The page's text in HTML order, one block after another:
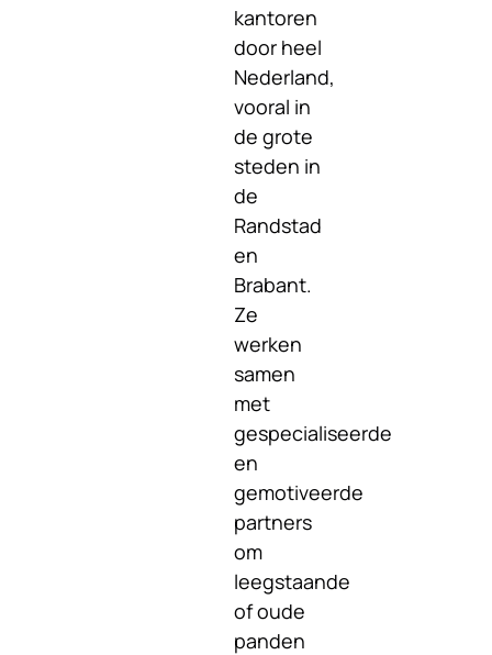
kantoren
door heel
Nederland,
vooral in
de grote
steden in
de
Randstad
en
Brabant.
Ze
werken
samen
met
gespecialiseerde
en
gemotiveerde
partners
om
leegstaande
of oude
panden